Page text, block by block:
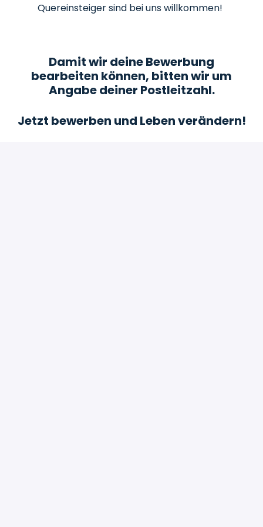
Quereinsteiger sind bei uns willkommen!
Damit wir deine Bewerbung
bearbeiten können, bitten wir um
Angabe deiner Postleitzahl.
Jetzt bewerben und Leben verändern!